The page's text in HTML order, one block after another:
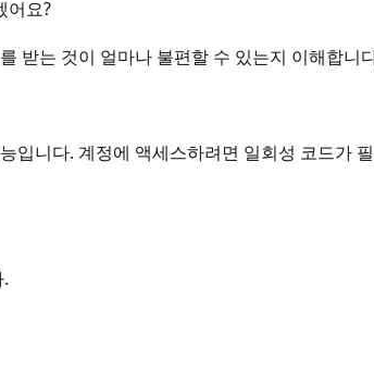
어요?
받는 것이 얼마나 불편할 수 있는지 이해합니
입니다. 계정에 액세스하려면 일회성 코드가